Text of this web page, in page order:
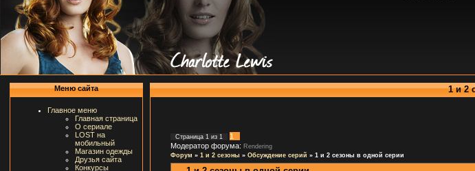
Меню сайта
Главное меню
Главная страница
О сериале
LOST на
мобильный
Магазин одежды
Друзья сайта
Конкурсы
1 и 2
Страница 1 из 1
1
Модератор форума: Rendering
Форум » 1 и 2 сезоны » Обсуждение серий » 1 и 2 сезоны в одной серии